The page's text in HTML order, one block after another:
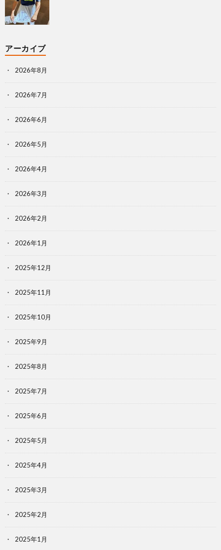
アーカイブ
2026年8月
2026年7月
2026年6月
2026年5月
2026年4月
2026年3月
2026年2月
2026年1月
2025年12月
2025年11月
2025年10月
2025年9月
2025年8月
2025年7月
2025年6月
2025年5月
2025年4月
2025年3月
2025年2月
2025年1月